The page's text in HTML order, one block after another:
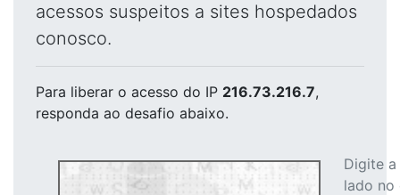
acessos suspeitos a sites hospedados
conosco.
Para liberar o acesso do IP 216.73.216.7,
responda ao desafio abaixo.
Digite
lado no